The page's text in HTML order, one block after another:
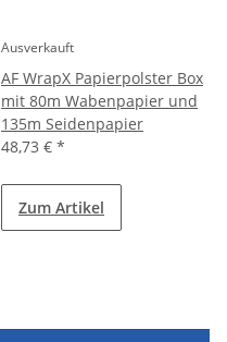
Ausverkauft
AF WrapX Papierpolster Box
mit 80m Wabenpapier und
135m Seidenpapier
48,73 € *
Zum Artikel